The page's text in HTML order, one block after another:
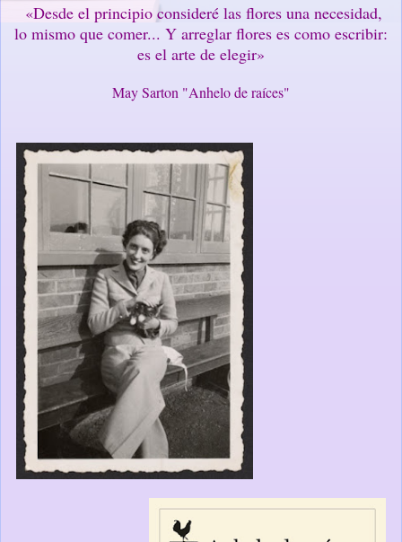
«Desde el principio consideré las flores una necesidad,
lo mismo que comer... Y arreglar flores es como escribir:
es el arte de elegir»
May Sarton "Anhelo de raíces"